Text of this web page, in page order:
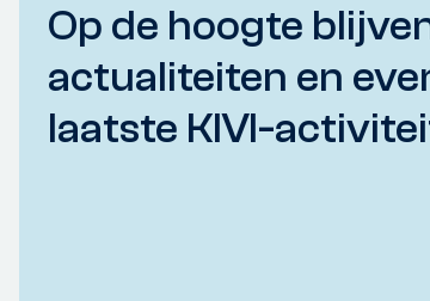
Op de hoogte
actualiteiten en
laatste KIVI-